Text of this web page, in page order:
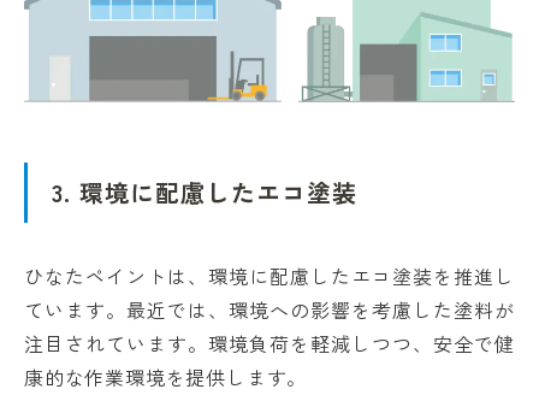
3. 環境に配慮したエコ塗装
ひなたペイントは、環境に配慮したエコ塗装を推進し
ています。最近では、環境への影響を考慮した塗料が
注目されています。環境負荷を軽減しつつ、安全で健
康的な作業環境を提供します。